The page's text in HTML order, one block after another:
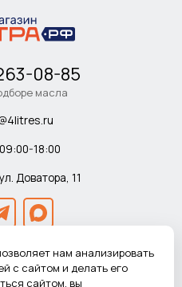
08-85
масла
18:00
Доватора, 11
нам анализировать
с сайтом и делать его
сайтом, вы